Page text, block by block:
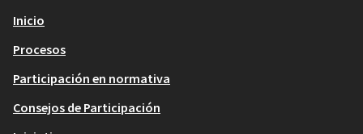
Inicio
Procesos
Participación en normativa
Consejos de Participación